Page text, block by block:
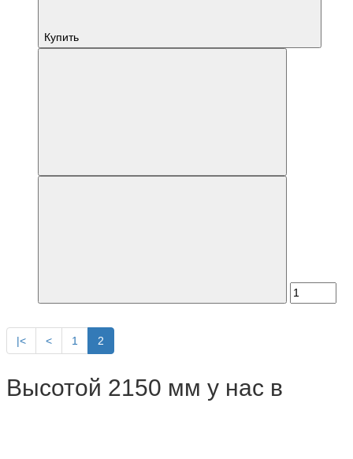
Купить
|< < 1 2
Высотой 2150 мм у нас в